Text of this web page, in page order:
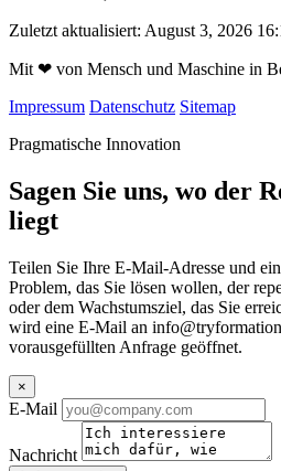
Zuletzt aktualisiert: August 3, 2026
Mit ❤ von Mensch und Maschine in
Impressum Datenschutz Sitemap
Pragmatische Innovation
Sagen Sie uns, wo der
liegt
Teilen Sie Ihre E-Mail-Adresse und
Problem, das Sie lösen wollen, der
oder dem Wachstumsziel, das Sie
wird eine E-Mail an
vorausgefüllten Anfrage geöffnet.
×
E-Mail
Nachricht